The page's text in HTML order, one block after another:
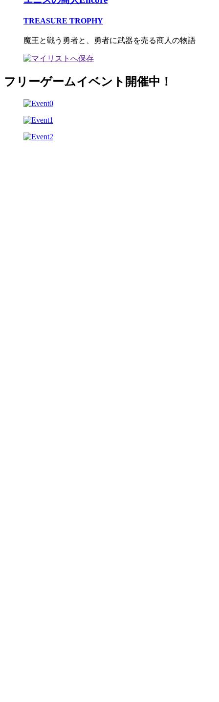
TREASURE TROPHY
魔王と戦う勇者と、勇者に武器を売る商人の物語
フリーゲームイベント開催中！